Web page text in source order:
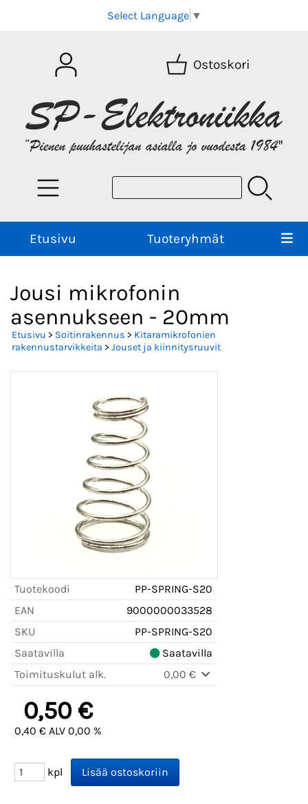
Select Language ▼
Ostoskori
Etusivu Tuoteryhmät
Jousi mikrofonin
asennukseen - 20mm
Etusivu > Soitinrakennus > Kitaramikrofonien
rakennustarvikkeita > Jouset ja kiinnitysruuvit
Tuotekoodi
PP-SPRING-S20
EAN
9000000033528
SKU
PP-SPRING-S20
Saatavilla
Saatavilla
Toimituskulut alk.
0,00 €
0,50 €
0,40 € ALV 0,00 %
kpl